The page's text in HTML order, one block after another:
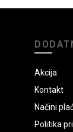
Akcija
Kontakt
Načini
Politika